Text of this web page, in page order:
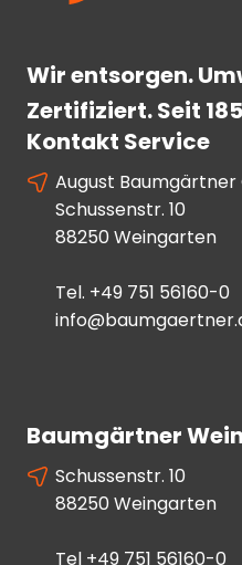
Wir entsorgen.
Zertifiziert. Seit
Kontakt Service
August Baumgärtner
Schussenstr. 10
88250 Weingarten
Tel. +49 751 56160-0
Baumgärtner
Schussenstr. 10
88250 Weingarten
Tel +49 751 56160-0